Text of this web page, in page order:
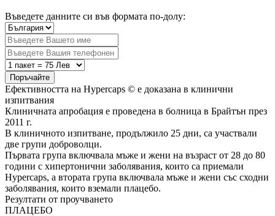
Въведете данните си във формата по-долу:
Поръчайте
Ефективността на Hypercaps © е доказана в клинични
изпитвания
Клиничната апробация е проведена в болница в Брайтън през
2011 г.
В клиничното изпитване, продължило 25 дни, са участвали
две групи доброволци.
Първата група включвала мъже и жени на възраст от 28 до 80
години с хипертонични заболявания, които са приемали
Hypercaps, а втората група включвала мъже и жени със сходни
заболявания, които вземали плацебо.
Резултати от проучването
ПЛАЦЕБО